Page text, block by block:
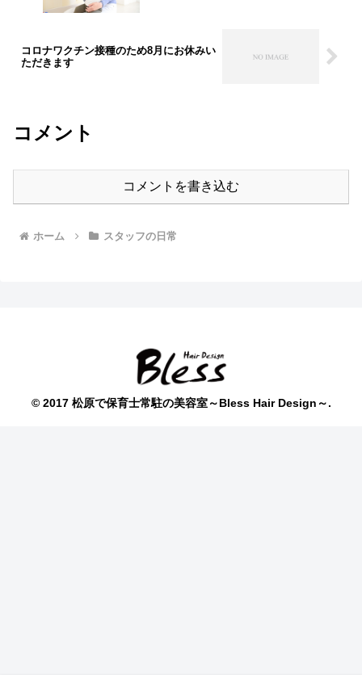
コロナワクチン接種のため8月にお休みい
ただきます
コメント
コメントを書き込む
ホーム スタッフの日常
© 2017 松原で保育士常駐の美容室～Bless Hair Design～.